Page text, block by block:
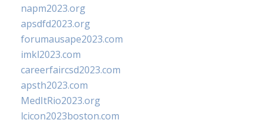
napm2023.org
apsdfd2023.org
forumausape2023.com
imkl2023.com
careerfaircsd2023.com
apsth2023.com
MedItRio2023.org
lcicon2023boston.com